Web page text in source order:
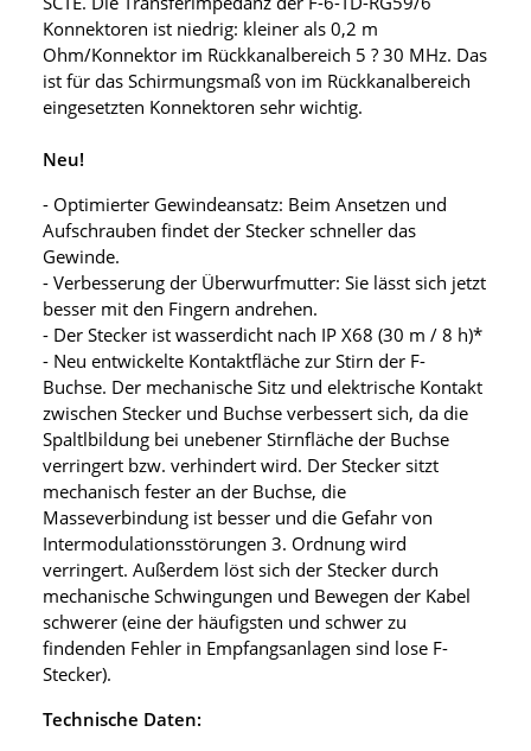
Konnektoren ist niedrig: kleiner als 0,2 m
Ohm/Konnektor im Rückkanalbereich 5 ? 30 MHz. Das
ist für das Schirmungsmaß von im Rückkanalbereich
eingesetzten Konnektoren sehr wichtig.
Neu!
- Optimierter Gewindeansatz: Beim Ansetzen und
Aufschrauben findet der Stecker schneller das
Gewinde.
- Verbesserung der Überwurfmutter: Sie lässt sich jetzt
besser mit den Fingern andrehen.
- Der Stecker ist wasserdicht nach IP X68 (30 m / 8 h)*
- Neu entwickelte Kontaktfläche zur Stirn der F-
Buchse. Der mechanische Sitz und elektrische Kontakt
zwischen Stecker und Buchse verbessert sich, da die
Spaltlbildung bei unebener Stirnfläche der Buchse
verringert bzw. verhindert wird. Der Stecker sitzt
mechanisch fester an der Buchse, die
Masseverbindung ist besser und die Gefahr von
Intermodulationsstörungen 3. Ordnung wird
verringert. Außerdem löst sich der Stecker durch
mechanische Schwingungen und Bewegen der Kabel
schwerer (eine der häufigsten und schwer zu
findenden Fehler in Empfangsanlagen sind lose F-
Stecker).
Technische Daten: